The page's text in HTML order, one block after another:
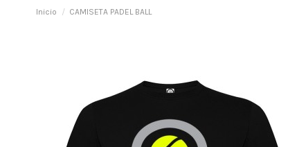
Inicio CAMISETA PADEL BALL